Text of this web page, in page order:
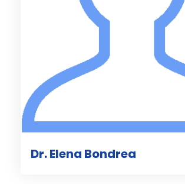
Dr. Elena Bondrea